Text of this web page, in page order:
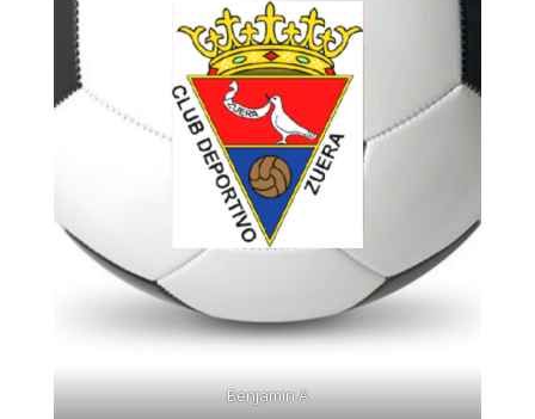
Benjamin A